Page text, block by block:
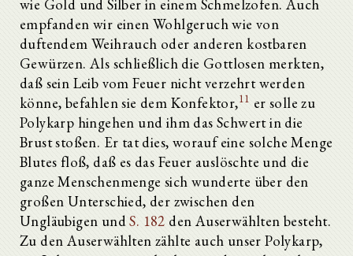
wie Gold und Silber in einem Schmelzofen. Auch
empfanden wir einen Wohlgeruch wie von
duftendem Weihrauch oder anderen kostbaren
Gewürzen. Als schließlich die Gottlosen merkten,
daß sein Leib vom Feuer nicht verzehrt werden
könne, befahlen sie dem Konfektor,11 er solle zu
Polykarp hingehen und ihm das Schwert in die
Brust stoßen. Er tat dies, worauf eine solche Menge
Blutes floß, daß es das Feuer auslöschte und die
ganze Menschenmenge sich wunderte über den
großen Unterschied, der zwischen den
Ungläubigen undS. 182 den Auserwählten besteht.
Zu den Auserwählten zählte auch unser Polykarp,